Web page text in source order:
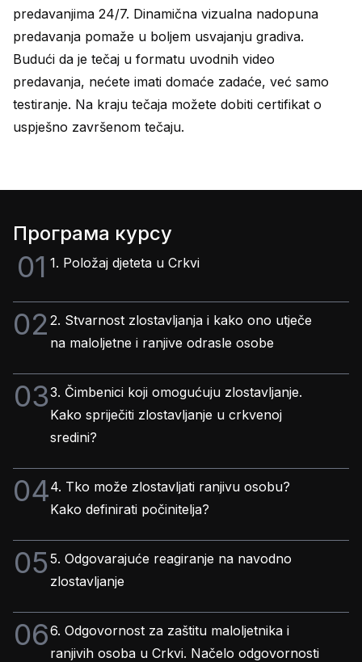
predavanjima 24/7. Dinamična vizualna nadopuna
predavanja pomaže u boljem usvajanju gradiva.
Budući da je tečaj u formatu uvodnih video
predavanja, nećete imati domaće zadaće, već samo
testiranje. Na kraju tečaja možete dobiti certifikat o
uspješno završenom tečaju.
Програма курсу
01 1. Položaj djeteta u Crkvi
02 2. Stvarnost zlostavljanja i kako ono utječe
na maloljetne i ranjive odrasle osobe
033. Čimbenici koji omogućuju zlostavljanje.
Kako spriječiti zlostavljanje u crkvenoj
sredini?
044. Tko može zlostavljati ranjivu osobu?
Kako definirati počinitelja?
05 5. Odgovarajuće reagiranje na navodno
zlostavljanje
066. Odgovornost za zaštitu maloljetnika i
ranjivih osoba u Crkvi. Načelo odgovornosti